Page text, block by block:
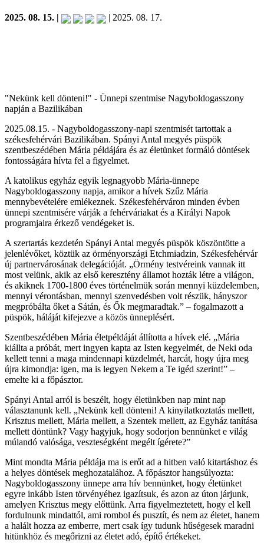
2025. 08. 15. | | 2025. 08. 17.
"Nekünk kell dönteni!" - Ünnepi szentmise Nagyboldogasszony
napján a Bazilikában
2025.08.15. - Nagyboldogasszony-napi szentmisét tartottak a
székesfehérvári Bazilikában. Spányi Antal megyés püspök
szentbeszédében Mária példájára és az életünket formáló döntések
fontosságára hívta fel a figyelmet.
A katolikus egyház egyik legnagyobb Mária-ünnepe
Nagyboldogasszony napja, amikor a hívek Szűz Mária
mennybevételére emlékeznek. Székesfehérváron minden évben
ünnepi szentmisére várják a fehérváriakat és a Királyi Napok
programjaira érkező vendégeket is.
A szertartás kezdetén Spányi Antal megyés püspök köszöntötte a
jelenlévőket, köztük az örményországi Etchmiadzin, Székesfehérvár
új partnervárosának delegációját. „Örmény testvéreink vannak itt
most velünk, akik az első keresztény államot hozták létre a világon,
és akiknek 1700-1800 éves történelmük során mennyi küzdelemben,
mennyi vérontásban, mennyi szenvedésben volt részük, hányszor
megpróbálta őket a Sátán, és Ők megmaradtak.” – fogalmazott a
püspök, háláját kifejezve a közös ünneplésért.
Szentbeszédében Mária életpéldáját állította a hívek elé. „Mária
kiállta a próbát, mert ingyen kapta az Isten kegyelmét, de Neki oda
kellett tenni a maga mindennapi küzdelmét, harcát, hogy újra meg
újra kimondja: igen, ma is legyen Nekem a Te igéd szerint!” –
emelte ki a főpásztor.
Spányi Antal arról is beszélt, hogy életünkben nap mint nap
választanunk kell. „Nekünk kell dönteni! A kinyilatkoztatás mellett,
Krisztus mellett, Mária mellett, a Szentek mellett, az Egyház tanítása
mellett döntünk? Vagy hagyjuk, hogy sodorjon bennünket e világ
múlandó valósága, veszteségként megélt ígérete?”
Mint mondta Mária példája ma is erőt ad a hitben való kitartáshoz és
a helyes döntések meghozatalához. A főpásztor hangsúlyozta:
Nagyboldogasszony ünnepe arra hív bennünket, hogy életünket
egyre inkább Isten törvényéhez igazítsuk, és azon az úton járjunk,
amelyen Krisztus megy előttünk. Arra figyelmeztetett, hogy el kell
fordulnunk mindattól, ami rombol és pusztít, és nem az életet, hanem
a halált hozza az emberre, mert csak így tudunk hűségesek maradni
hitünkhöz és megőrizni az életet adó, építő értékeket.